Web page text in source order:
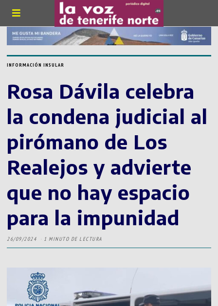
INFORMACIÓN INSULAR
Rosa Dávila celebra
la condena judicial al
pirómano de Los
Realejos y advierte
que no hay espacio
para la impunidad
26/09/2024 1 MINUTO DE LECTURA